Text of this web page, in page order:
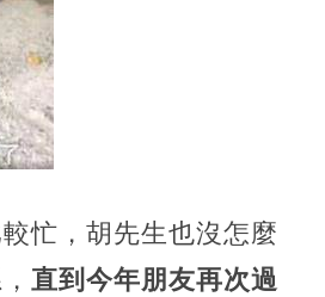
忙，胡先生也沒怎麼
直到今年朋友再次過